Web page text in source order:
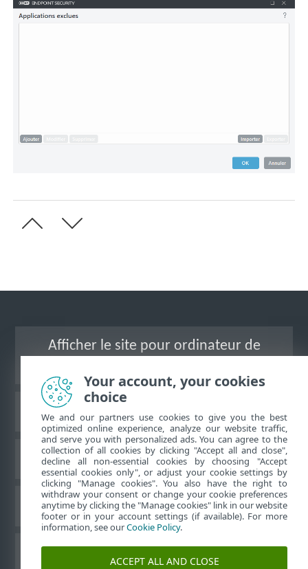
Afficher le site pour ordinateur de
Base de connaissances ESET
Forum ESET
Assistance régionale
Your account, your cookies
choice
We and our partners use cookies to give you the best
optimized online experience, analyze our website traffic,
and serve you with personalized ads. You can agree to the
collection of all cookies by clicking "Accept all and close",
decline all non-essential cookies by choosing "Accept
essential cookies only", or adjust your cookie settings by
clicking "Manage cookies". You also have the right to
withdraw your consent or change your cookie preferences
anytime by clicking the "Manage cookies" link in our website
footer or in your account settings (if available). For more
information, see ourCookie Policy.
ACCEPT ALL AND CLOSE